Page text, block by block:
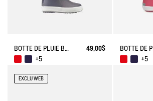
BOTTE DE PLUIE BABY FLAC
49,00$
+5
+5
EXCLU WEB